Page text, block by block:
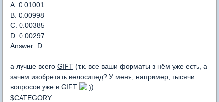
A. 0.01001
B. 0.00998
C. 0.00385
D. 0.00297
Answer: D
а лучше всего GIFT (т.к. все ваши форматы в нём уже есть, а
зачем изобретать велосипед? У меня, например, тысячи
вопросов уже в GIFT
)
$CATEGORY: